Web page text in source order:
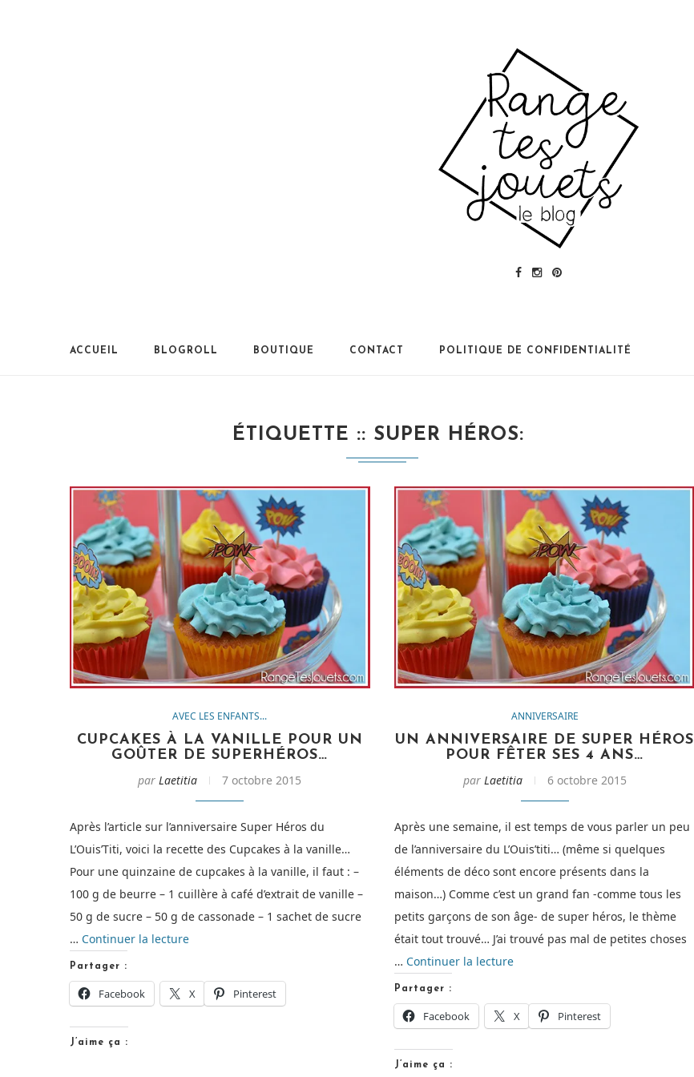
ACCUEIL BLOGROLL BOUTIQUE CONTACT POLITIQUE DE CONFIDENTIALITÉ
ÉTIQUETTE : SUPER HÉROS
AVEC LES ENFANTS...
CUPCAKES À LA VANILLE POUR UN
GOÛTER DE SUPERHÉROS…
par Laetitia 7 octobre 2015
Après l’article sur l’anniversaire Super Héros du
L’Ouis’Titi, voici la recette des Cupcakes à la vanille…
Pour une quinzaine de cupcakes à la vanille, il faut : –
100 g de beurre – 1 cuillère à café d’extrait de vanille –
50 g de sucre – 50 g de cassonade – 1 sachet de sucre
… Continuer la lecturede
à
la
Partager :
Facebook X Pinterest
J’aime ça :
ANNIVERSAIRE
UN ANNIVERSAIRE DE SUPER HÉROS
POUR FÊTER SES 4 ANS…
par Laetitia 6 octobre 2015
Après une semaine, il est temps de vous parler un peu
de l’anniversaire du L’Ouis’titi… (même si quelques
éléments de déco sont encore présents dans la
maison…) Comme c’est un grand fan -comme tous les
petits garçons de son âge- de super héros, le thème
était tout trouvé… J’ai trouvé pas mal de petites choses
… Continuer la lecturede
anniversaire
de
Partager :
Facebook X Pinterest
J’aime ça :